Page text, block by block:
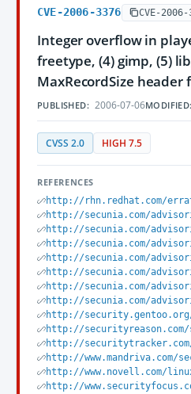
CVE-2006-3376 CVE-2006-
Integer overflow in
freetype, (4) gimp, (5)
MaxRecordSize header
PUBLISHED: 2006-07-06MODIFIED:
CVSS 2.0 HIGH 7.5
REFERENCES
http://rhn.redhat.com/
http://secunia.com/
http://secunia.com/
http://secunia.com/
http://secunia.com/
http://secunia.com/
http://secunia.com/
http://secunia.com/
http://
http://
http://securitytracker.com/
http://www.mandriva.com/
http://www.novell.com/
http://